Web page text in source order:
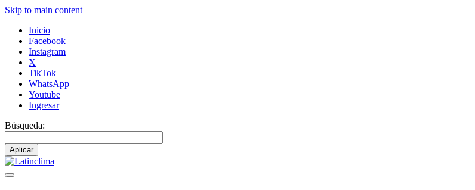
Skip to main content
Inicio
Facebook
Instagram
X
TikTok
WhatsApp
Youtube
Ingresar
Búsqueda: